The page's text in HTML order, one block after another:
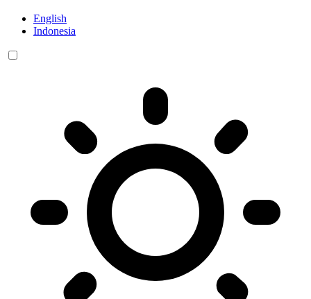
English
Indonesia